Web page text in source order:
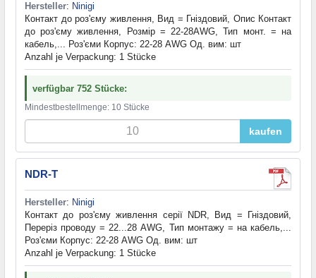
Hersteller: Ninigi
Контакт до роз'єму живлення, Вид = Гніздовий, Опис Контакт
до роз'єму живлення, Розмір = 22-28AWG, Тип монт. = на
кабель,... Роз'єми Корпус: 22-28 AWG Од. вим: шт
Anzahl je Verpackung: 1 Stücke
verfügbar 752 Stücke:
Mindestbestellmenge: 10 Stücke
kaufen
NDR-T
Hersteller: Ninigi
Контакт до роз'єму живлення серії NDR, Вид = Гніздовий,
Переріз проводу = 22...28 AWG, Тип монтажу = на кабель,...
Роз'єми Корпус: 22-28 AWG Од. вим: шт
Anzahl je Verpackung: 1 Stücke